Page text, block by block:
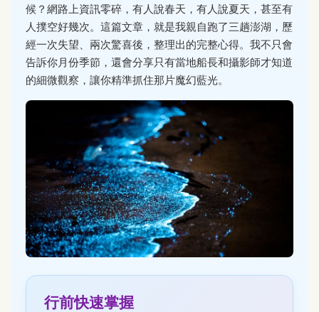
候？網路上資訊零碎，有人說春天，有人說夏天，甚至有
人撲空好幾次。這篇文章，就是我親自跑了三趟澎湖，歷
經一次失望、兩次驚喜後，整理出的完整心得。我不只會
告訴你月份季節，還會分享只有當地船長和攝影師才知道
的細微觀察，讓你精準抓住那片魔幻藍光。
行前快速掌握